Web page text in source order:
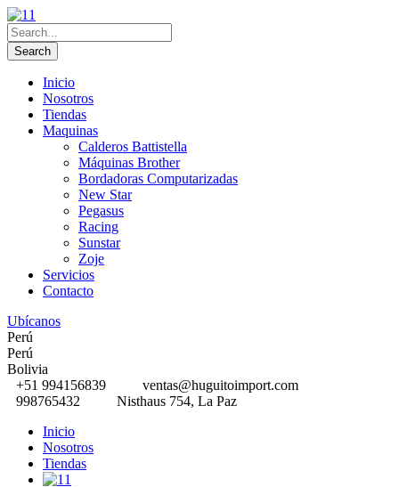
Inicio
Nosotros
Tiendas
Maquinas
Calderos Battistella
Máquinas Brother
Bordadoras Computarizadas
New Star
Pegasus
Racing
Sunstar
Zoje
Servicios
Contacto
Ubícanos
Perú
Perú
Bolivia
+51 994156839
ventas@huguitoimport.com
998765432
Nisthaus 754, La Paz
Inicio
Nosotros
Tiendas